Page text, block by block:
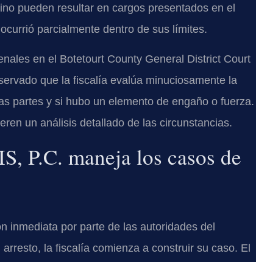
pueden resultar en cargos presentados en el
parcialmente dentro de sus límites.
en el Botetourt County General District Court
que la fiscalía evalúa minuciosamente la
partes y si hubo un elemento de engaño o fuerza.
un análisis detallado de las circunstancias.
P.C. maneja los casos de
inmediata por parte de las autoridades del
la fiscalía comienza a construir su caso. El